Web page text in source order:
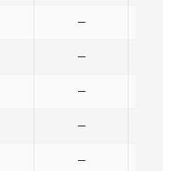
—
—
—
—
—